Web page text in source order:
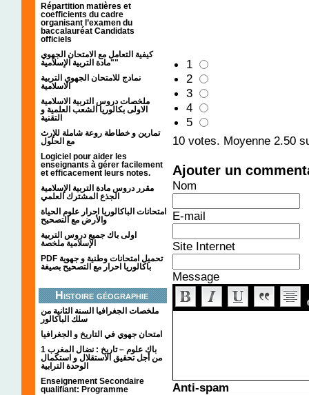
Répartition matières et
coefficients du cadre
organisant l’examen du
baccalauréat Candidats
officiels
كيفية التعامل مع الامتحان الجهوي
"مادة التربية الإسلامية"
نمادج للامتحان الجهوي التربية
الاسلامية
ملخصات دروس التربية الاسلامية
الاولى بكالوريا الشعب العلمية و
التقنية
تمارين و خطاطة روعة شاملة للإرث
مع الحلول
Logiciel pour aider les
enseignants à gérer facilement
et efficacement leurs notes.
مقرر دروس مادة التربية الإسلامية
الجذع المشترك العلمي
امتحانات الباكالوريا احرار علوم الحياة
والأرض مع التصحيح
اولى باك جميع دروس التربية
الإسلامية ملخصة
PDF تحميل امتحانات وطنية و جهوية
باكالوريا احرار مع التصحيح بصيغة
Histoire géographie
ملخصات الجغرافيا السنة الثانية من
سلك الباكالور
امتحان جهوي في التاريخ و الجغرافيا
1 باك علوم – تاريخ : نضال المغرب
من أجل تحقيق الاستقلال و استكمال
الوحدة الترابية
Enseignement Secondaire
qualifiant: Programme
1
2
3
4
5
10 votes. Moyenne 2.50
Ajouter un
Nom
E-mail
Site Internet
Message
Anti-spam